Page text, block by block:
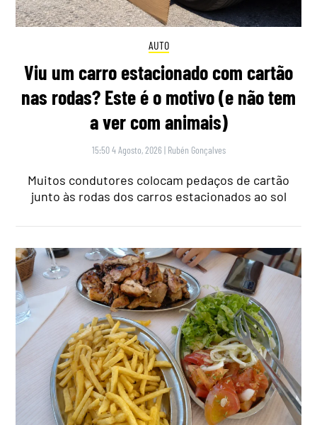
AUTO
Viu um carro estacionado com cartão
nas rodas? Este é o motivo (e não tem
a ver com animais)
15:50 4 Agosto, 2026 | Rubén Gonçalves
Muitos condutores colocam pedaços de cartão
junto às rodas dos carros estacionados ao sol